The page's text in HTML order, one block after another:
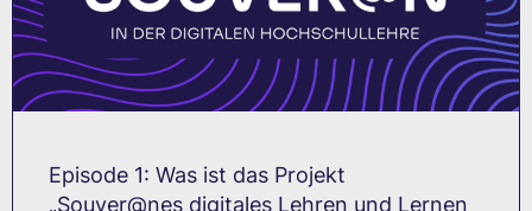
Episode 1: Was ist das Projekt
„Souver@nes digitales Lehren und Lernen